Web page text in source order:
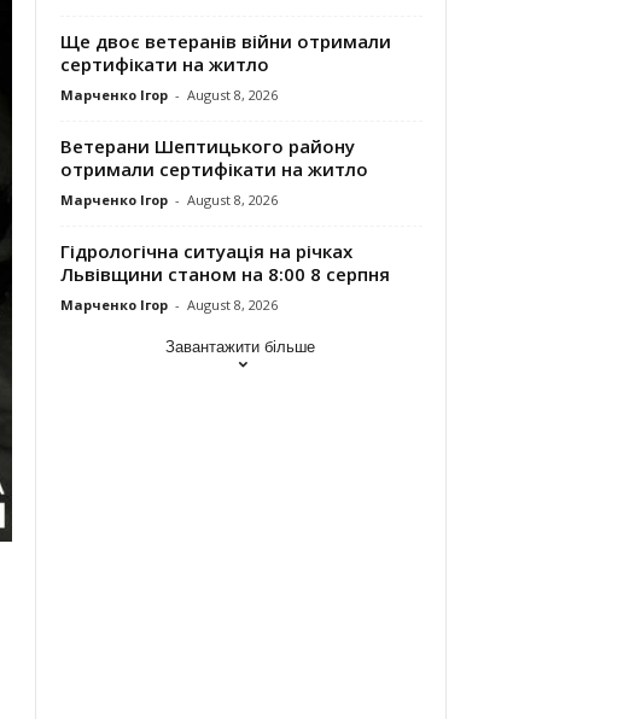
Ще двоє ветеранів війни отримали
сертифікати на житло
Марченко Ігор - August 8, 2026
Ветерани Шептицького району
отримали сертифікати на житло
Марченко Ігор - August 8, 2026
Гідрологічна ситуація на річках
Львівщини станом на 8:00 8 серпня
Марченко Ігор - August 8, 2026
Завантажити більше